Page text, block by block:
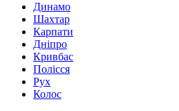
Динамо
Шахтар
Карпати
Дніпро
Кривбас
Полісся
Рух
Колос